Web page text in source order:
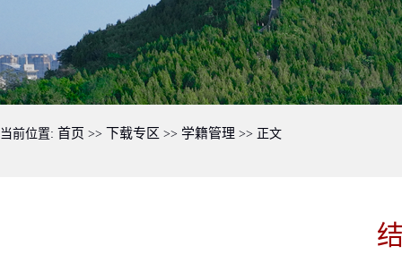
当前位置: 首页 >> 下载专区 >> 学籍管理 >> 正文